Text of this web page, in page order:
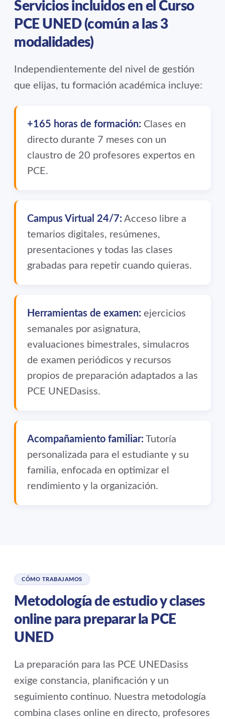
Servicios incluidos en el Curso
PCE UNED (común a las 3
modalidades)
Independientemente del nivel de gestión
que elijas, tu formación académica incluye:
+165 horas de formación: Clases en
directo durante 7 meses con un
claustro de 20 profesores expertos en
PCE.
Campus Virtual 24/7: Acceso libre a
temarios digitales, resúmenes,
presentaciones y todas las clases
grabadas para repetir cuando quieras.
Herramientas de examen: ejercicios
semanales por asignatura,
evaluaciones bimestrales, simulacros
de examen periódicos y recursos
propios de preparación adaptados a las
PCE UNEDasiss.
Acompañamiento familiar: Tutoría
personalizada para el estudiante y su
familia, enfocada en optimizar el
rendimiento y la organización.
CÓMO TRABAJAMOS
Metodología de estudio y clases
online para preparar la PCE
UNED
La preparación para las PCE UNEDasiss
exige constancia, planificación y un
seguimiento continuo. Nuestra metodología
combina clases online en directo, profesores